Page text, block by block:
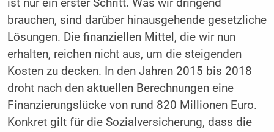
ist nur ein erster Schritt. Was wir dringend
brauchen, sind darüber hinausgehende gesetzliche
Lösungen. Die finanziellen Mittel, die wir nun
erhalten, reichen nicht aus, um die steigenden
Kosten zu decken. In den Jahren 2015 bis 2018
droht nach den aktuellen Berechnungen eine
Finanzierungslücke von rund 820 Millionen Euro.
Konkret gilt für die Sozialversicherung, dass die